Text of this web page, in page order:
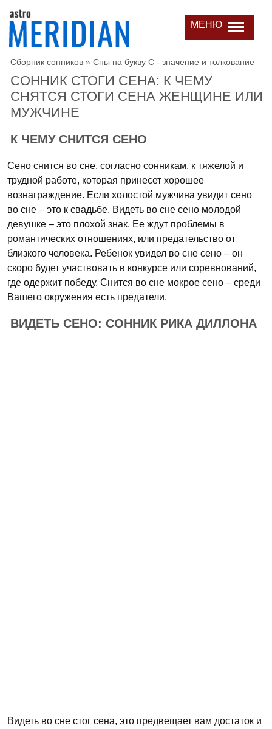
МЕНЮ
Сборник сонников » Сны на букву С - значение и толкование
СОННИК СТОГИ СЕНА: К ЧЕМУ
СНЯТСЯ СТОГИ СЕНА ЖЕНЩИНЕ ИЛИ
МУЖЧИНЕ
К ЧЕМУ СНИТСЯ СЕНО
Сено снится во сне, согласно сонникам, к тяжелой и
трудной работе, которая принесет хорошее
вознаграждение. Если холостой мужчина увидит сено
во сне – это к свадьбе. Видеть во сне сено молодой
девушке – это плохой знак. Ее ждут проблемы в
романтических отношениях, или предательство от
близкого человека. Ребенок увидел во сне сено – он
скоро будет участвовать в конкурсе или соревнований,
где одержит победу. Снится во сне мокрое сено – среди
Вашего окружения есть предатели.
ВИДЕТЬ СЕНО: СОННИК РИКА ДИЛЛОНА
Видеть во сне стог сена, это предвещает вам достаток и